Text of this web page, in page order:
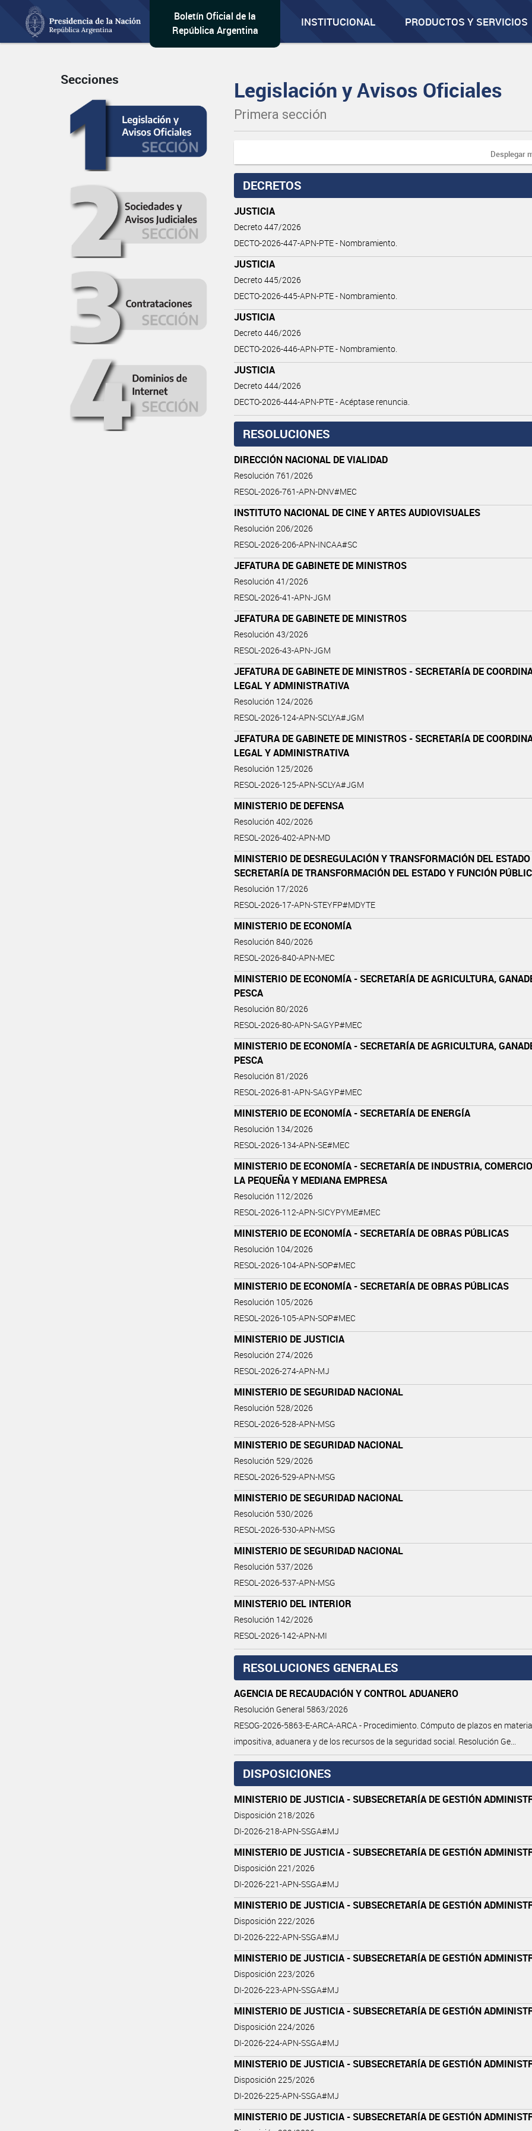
Boletín Oficial de la
República Argentina
INSTITUCIONAL PRODUCTOS Y SERVICIOS
Secciones Legislación y Avisos Oficiales
Primera sección
Desplegar
DECRETOS
JUSTICIA
Decreto 447/2026
DECTO-2026-447-APN-PTE - Nombramiento.
JUSTICIA
Decreto 445/2026
DECTO-2026-445-APN-PTE - Nombramiento.
JUSTICIA
Decreto 446/2026
DECTO-2026-446-APN-PTE - Nombramiento.
JUSTICIA
Decreto 444/2026
DECTO-2026-444-APN-PTE - Acéptase renuncia.
RESOLUCIONES
DIRECCIÓN NACIONAL DE VIALIDAD
Resolución 761/2026
RESOL-2026-761-APN-DNV#MEC
INSTITUTO NACIONAL DE CINE Y ARTES AUDIOVISUALES
Resolución 206/2026
RESOL-2026-206-APN-INCAA#SC
JEFATURA DE GABINETE DE MINISTROS
Resolución 41/2026
RESOL-2026-41-APN-JGM
JEFATURA DE GABINETE DE MINISTROS
Resolución 43/2026
RESOL-2026-43-APN-JGM
JEFATURA DE GABINETE DE MINISTROS - SECRETARÍA DE
LEGAL Y ADMINISTRATIVA
Resolución 124/2026
RESOL-2026-124-APN-SCLYA#JGM
JEFATURA DE GABINETE DE MINISTROS - SECRETARÍA DE
LEGAL Y ADMINISTRATIVA
Resolución 125/2026
RESOL-2026-125-APN-SCLYA#JGM
MINISTERIO DE DEFENSA
Resolución 402/2026
RESOL-2026-402-APN-MD
MINISTERIO DE DESREGULACIÓN Y TRANSFORMACIÓN DEL
SECRETARÍA DE TRANSFORMACIÓN DEL ESTADO Y FUNCIÓN
Resolución 17/2026
RESOL-2026-17-APN-STEYFP#MDYTE
MINISTERIO DE ECONOMÍA
Resolución 840/2026
RESOL-2026-840-APN-MEC
MINISTERIO DE ECONOMÍA - SECRETARÍA DE AGRICULTURA,
PESCA
Resolución 80/2026
RESOL-2026-80-APN-SAGYP#MEC
MINISTERIO DE ECONOMÍA - SECRETARÍA DE AGRICULTURA,
PESCA
Resolución 81/2026
RESOL-2026-81-APN-SAGYP#MEC
MINISTERIO DE ECONOMÍA - SECRETARÍA DE ENERGÍA
Resolución 134/2026
RESOL-2026-134-APN-SE#MEC
MINISTERIO DE ECONOMÍA - SECRETARÍA DE INDUSTRIA,
LA PEQUEÑA Y MEDIANA EMPRESA
Resolución 112/2026
RESOL-2026-112-APN-SICYPYME#MEC
MINISTERIO DE ECONOMÍA - SECRETARÍA DE OBRAS PÚBLICAS
Resolución 104/2026
RESOL-2026-104-APN-SOP#MEC
MINISTERIO DE ECONOMÍA - SECRETARÍA DE OBRAS PÚBLICAS
Resolución 105/2026
RESOL-2026-105-APN-SOP#MEC
MINISTERIO DE JUSTICIA
Resolución 274/2026
RESOL-2026-274-APN-MJ
MINISTERIO DE SEGURIDAD NACIONAL
Resolución 528/2026
RESOL-2026-528-APN-MSG
MINISTERIO DE SEGURIDAD NACIONAL
Resolución 529/2026
RESOL-2026-529-APN-MSG
MINISTERIO DE SEGURIDAD NACIONAL
Resolución 530/2026
RESOL-2026-530-APN-MSG
MINISTERIO DE SEGURIDAD NACIONAL
Resolución 537/2026
RESOL-2026-537-APN-MSG
MINISTERIO DEL INTERIOR
Resolución 142/2026
RESOL-2026-142-APN-MI
RESOLUCIONES GENERALES
AGENCIA DE RECAUDACIÓN Y CONTROL ADUANERO
Resolución General 5863/2026
RESOG-2026-5863-E-ARCA-ARCA - Procedimiento. Cómputo de plazos en
impositiva, aduanera y de los recursos de la seguridad social. Resolución Ge...
DISPOSICIONES
MINISTERIO DE JUSTICIA - SUBSECRETARÍA DE GESTIÓN
Disposición 218/2026
DI-2026-218-APN-SSGA#MJ
MINISTERIO DE JUSTICIA - SUBSECRETARÍA DE GESTIÓN
Disposición 221/2026
DI-2026-221-APN-SSGA#MJ
MINISTERIO DE JUSTICIA - SUBSECRETARÍA DE GESTIÓN
Disposición 222/2026
DI-2026-222-APN-SSGA#MJ
MINISTERIO DE JUSTICIA - SUBSECRETARÍA DE GESTIÓN
Disposición 223/2026
DI-2026-223-APN-SSGA#MJ
MINISTERIO DE JUSTICIA - SUBSECRETARÍA DE GESTIÓN
Disposición 224/2026
DI-2026-224-APN-SSGA#MJ
MINISTERIO DE JUSTICIA - SUBSECRETARÍA DE GESTIÓN
Disposición 225/2026
DI-2026-225-APN-SSGA#MJ
MINISTERIO DE JUSTICIA - SUBSECRETARÍA DE GESTIÓN